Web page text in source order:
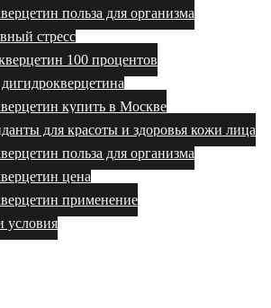
польза для организма
стресс
100 процентов
купить в Москве
для красоты и здоровья кожи лица
польза для организма
цена
применение
условия